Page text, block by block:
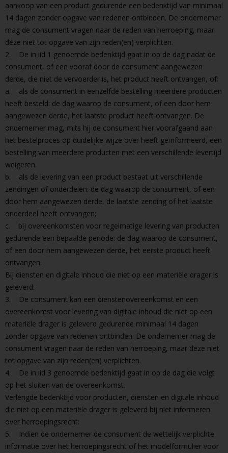
aankoop van een product gedurende een bedenktijd van minimaal
14 dagen zonder opgave van redenen ontbinden. De ondernemer
mag de consument vragen naar de reden van herroeping, maar
deze niet tot opgave van zijn reden(en) verplichten.
2. De in lid 1 genoemde bedenktijd gaat in op de dag nadat de
consument, of een vooraf door de consument aangewezen
derde, die niet de vervoerder is, het product heeft ontvangen, of:
a. als de consument in eenzelfde bestelling meerdere producten
heeft besteld: de dag waarop de consument, of een door hem
aangewezen derde, het laatste product heeft ontvangen. De
ondernemer mag, mits hij de consument hier voorafgaand aan
het bestelproces op duidelijke wijze over heeft geïnformeerd, een
bestelling van meerdere producten met een verschillende levertijd
weigeren.
b. als de levering van een product bestaat uit verschillende
zendingen of onderdelen: de dag waarop de consument, of een
door hem aangewezen derde, de laatste zending of het laatste
onderdeel heeft ontvangen;
c. bij overeenkomsten voor regelmatige levering van producten
gedurende een bepaalde periode: de dag waarop de consument,
of een door hem aangewezen derde, het eerste product heeft
ontvangen.
Bij diensten en digitale inhoud die niet op een materiële drager is
geleverd:
3. De consument kan een dienstenovereenkomst en een
overeenkomst voor levering van digitale inhoud die niet op een
materiële drager is geleverd gedurende minimaal 14 dagen
zonder opgave van redenen ontbinden. De ondernemer mag de
consument vragen naar de reden van herroeping, maar deze niet
tot opgave van zijn reden(en) verplichten.
4. De in lid 3 genoemde bedenktijd gaat in op de dag die volgt
op het sluiten van de overeenkomst.
Verlengde bedenktijd voor producten, diensten en digitale inhoud
die niet op een materiële drager is geleverd bij niet informeren
over herroepingsrecht:
5. Indien de ondernemer de consument de wettelijk verplichte
informatie over het herroepingsrecht of het modelformulier voor